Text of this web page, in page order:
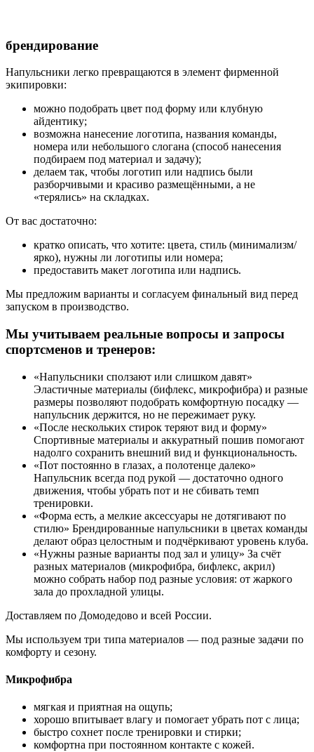
брендирование
Напульсники легко превращаются в элемент фирменной
экипировки:
можно подобрать цвет под форму или клубную
айдентику;
возможна нанесение логотипа, названия команды,
номера или небольшого слогана (способ нанесения
подбираем под материал и задачу);
делаем так, чтобы логотип или надпись были
разборчивыми и красиво размещёнными, а не
«терялись» на складках.
От вас достаточно:
кратко описать, что хотите: цвета, стиль (минимализм/
ярко), нужны ли логотипы или номера;
предоставить макет логотипа или надпись.
Мы предложим варианты и согласуем финальный вид перед
запуском в производство.
Мы учитываем реальные вопросы и запросы
спортсменов и тренеров:
«Напульсники сползают или слишком давят»
Эластичные материалы (бифлекс, микрофибра) и разные
размеры позволяют подобрать комфортную посадку —
напульсник держится, но не пережимает руку.
«После нескольких стирок теряют вид и форму»
Спортивные материалы и аккуратный пошив помогают
надолго сохранить внешний вид и функциональность.
«Пот постоянно в глазах, а полотенце далеко»
Напульсник всегда под рукой — достаточно одного
движения, чтобы убрать пот и не сбивать темп
тренировки.
«Форма есть, а мелкие аксессуары не дотягивают по
стилю» Брендированные напульсники в цветах команды
делают образ целостным и подчёркивают уровень клуба.
«Нужны разные варианты под зал и улицу» За счёт
разных материалов (микрофибра, бифлекс, акрил)
можно собрать набор под разные условия: от жаркого
зала до прохладной улицы.
Доставляем по Домодедово и всей России.
Мы используем три типа материалов — под разные задачи по
комфорту и сезону.
Микрофибра
мягкая и приятная на ощупь;
хорошо впитывает влагу и помогает убрать пот с лица;
быстро сохнет после тренировки и стирки;
комфортна при постоянном контакте с кожей.